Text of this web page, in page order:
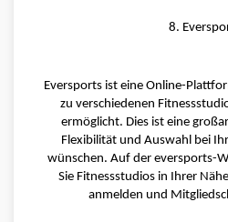
8.
Eversports ist eine Online-
zu verschiedenen
ermöglicht. Dies ist eine
Flexibilität und Auswahl bei
wünschen. Auf der eversports-
Sie Fitnessstudios in Ihrer
anmelden und